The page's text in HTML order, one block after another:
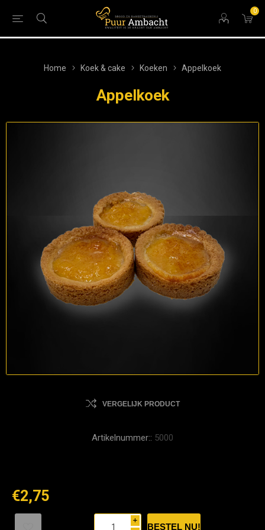
0
Home Koek & cake Koeken Appelkoek
Appelkoek
VERGELIJK PRODUCT
Artikelnummer:: 5000
€2,75
i